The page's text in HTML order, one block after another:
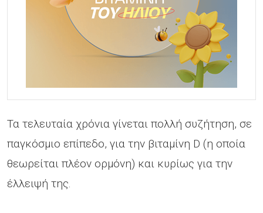
Τα τελευταία χρόνια γίνεται πολλή συζήτηση, σε
παγκόσμιο επίπεδο, για την βιταμίνη D (η οποία
θεωρείται πλέον ορμόνη) και κυρίως για την
έλλειψή της.